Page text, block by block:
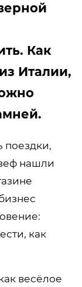
Как
Италии,
поездки,
нашли
как
весёлое